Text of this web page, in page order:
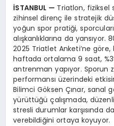
İSTANBUL — Triatlon, fiziksel
zihinsel direnç ile stratejik
yoğun spor pratiği,
alışkanlıklarına da yansıyor.
2025 Triatlet Anketi’ne göre,
haftada ortalama 9 saat,
antrenman yapıyor. Sporun
performansı üzerindeki
Bilimci Göksen Çınar, sanal
yürüttüğü çalışmada,
stresli durumlar karşısında
verebildiğini ortaya koyuyor.